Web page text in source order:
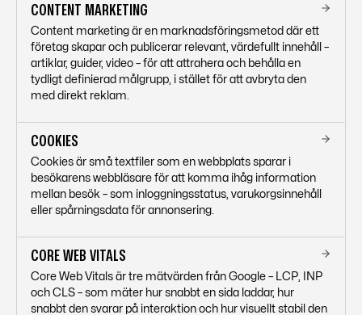
CONTENT MARKETING
Content marketing är en marknadsföringsmetod där ett
företag skapar och publicerar relevant, värdefullt innehåll –
artiklar, guider, video – för att attrahera och behålla en
tydligt definierad målgrupp, i stället för att avbryta den
med direkt reklam.
COOKIES
Cookies är små textfiler som en webbplats sparar i
besökarens webbläsare för att komma ihåg information
mellan besök – som inloggningsstatus, varukorgsinnehåll
eller spårningsdata för annonsering.
CORE WEB VITALS
Core Web Vitals är tre mätvärden från Google – LCP, INP
och CLS – som mäter hur snabbt en sida laddar, hur
snabbt den svarar på interaktion och hur visuellt stabil den